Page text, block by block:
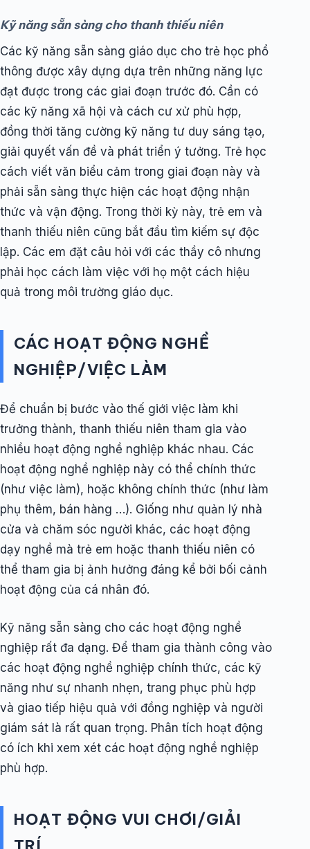
Kỹ năng sẵn sàng cho thanh thiếu niên
Các kỹ năng sẵn sàng giáo dục cho trẻ học phổ
thông được xây dựng dựa trên những năng lực
đạt được trong các giai đoạn trước đó. Cần có
các kỹ năng xã hội và cách cư xử phù hợp,
đồng thời tăng cường kỹ năng tư duy sáng tạo,
giải quyết vấn đề và phát triển ý tưởng. Trẻ học
cách viết văn biểu cảm trong giai đoạn này và
phải sẵn sàng thực hiện các hoạt động nhận
thức và vận động. Trong thời kỳ này, trẻ em và
thanh thiếu niên cũng bắt đầu tìm kiếm sự độc
lập. Các em đặt câu hỏi với các thầy cô nhưng
phải học cách làm việc với họ một cách hiệu
quả trong môi trường giáo dục.
CÁC HOẠT ĐỘNG NGHỀ
NGHIỆP/VIỆC LÀM
Để chuẩn bị bước vào thế giới việc làm khi
trưởng thành, thanh thiếu niên tham gia vào
nhiều hoạt động nghề nghiệp khác nhau. Các
hoạt động nghề nghiệp này có thể chính thức
(như việc làm), hoặc không chính thức (như làm
phụ thêm, bán hàng …). Giống như quản lý nhà
cửa và chăm sóc người khác, các hoạt động
dạy nghề mà trẻ em hoặc thanh thiếu niên có
thể tham gia bị ảnh hưởng đáng kể bởi bối cảnh
hoạt động của cá nhân đó.
Kỹ năng sẵn sàng cho các hoạt động nghề
nghiệp rất đa dạng. Để tham gia thành công vào
các hoạt động nghề nghiệp chính thức, các kỹ
năng như sự nhanh nhẹn, trang phục phù hợp
và giao tiếp hiệu quả với đồng nghiệp và người
giám sát là rất quan trọng. Phân tích hoạt động
có ích khi xem xét các hoạt động nghề nghiệp
phù hợp.
HOẠT ĐỘNG VUI CHƠI/GIẢI